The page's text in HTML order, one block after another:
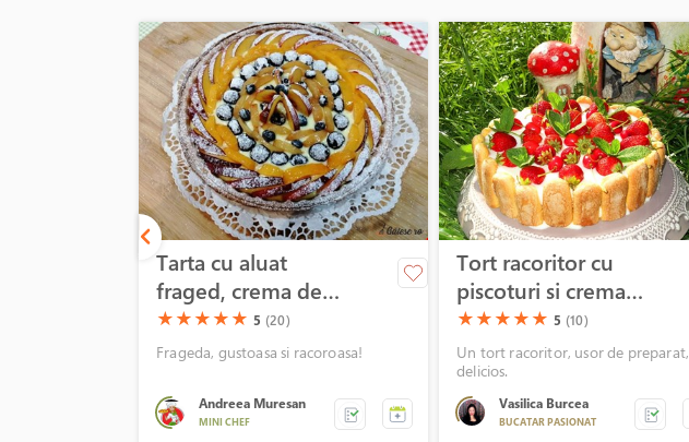
Tarta cu aluat
fraged, crema de
vanilie si fructe
(*)
★(*)
★(*)
★(*)
★(*)
★ 5 (20)
Frageda, gustoasa si racoroasa!
Andreea Muresan
MINI CHEF
Tort racoritor cu
piscoturi si crema
de vanilie
(*)
★(*)
★(*)
★(*)
★(*)
★ 5 (10)
Un tort racoritor, usor de preparat,
delicios.
Vasilica Burcea
BUCATAR PASIONAT